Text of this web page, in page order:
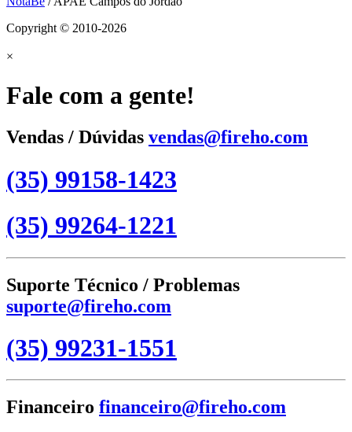
Copyright © 2010-2026
×
Fale com a gente!
Vendas / Dúvidas vendas@fireho.com
(35) 99158-1423
(35) 99264-1221
Suporte Técnico / Problemas
suporte@fireho.com
(35) 99231-1551
Financeiro financeiro@fireho.com